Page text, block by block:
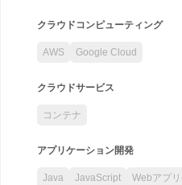
クラウドコンピューティング
AWS Google Cloud
クラウドサービス
コンテナ
アプリケーション開発
Java JavaScript
Webアプ